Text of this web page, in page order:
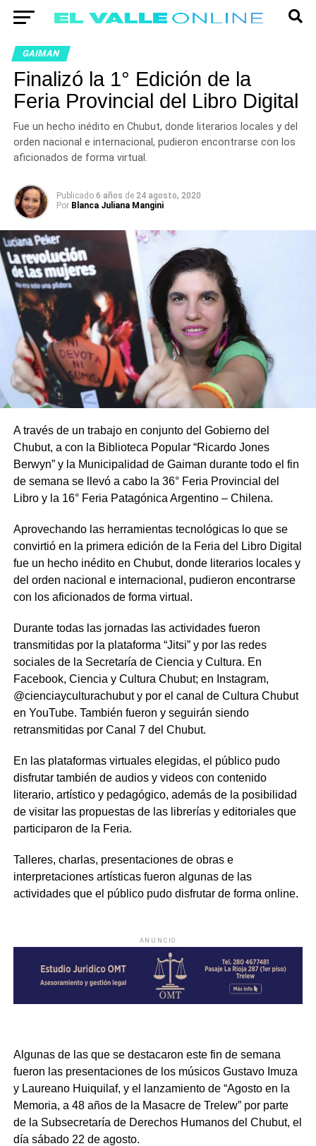
GAIMAN
Finalizó la 1° Edición de la
Feria Provincial del Libro Digital
Fue un hecho inédito en Chubut, donde literarios locales y del
orden nacional e internacional, pudieron encontrarse con los
aficionados de forma virtual.
Publicado 6 años de 24 agosto, 2020
Por Blanca Juliana Mangini
A través de un trabajo en conjunto del Gobierno del
Chubut, a con la Biblioteca Popular “Ricardo Jones
Berwyn” y la Municipalidad de Gaiman durante todo el fin
de semana se llevó a cabo la 36° Feria Provincial del
Libro y la 16° Feria Patagónica Argentino – Chilena.
Aprovechando las herramientas tecnológicas lo que se
convirtió en la primera edición de la Feria del Libro Digital
fue un hecho inédito en Chubut, donde literarios locales y
del orden nacional e internacional, pudieron encontrarse
con los aficionados de forma virtual.
Durante todas las jornadas las actividades fueron
transmitidas por la plataforma “Jitsi” y por las redes
sociales de la Secretaría de Ciencia y Cultura. En
Facebook, Ciencia y Cultura Chubut; en Instagram,
@cienciayculturachubut y por el canal de Cultura Chubut
en YouTube. También fueron y seguirán siendo
retransmitidas por Canal 7 del Chubut.
En las plataformas virtuales elegidas, el público pudo
disfrutar también de audios y videos con contenido
literario, artístico y pedagógico, además de la posibilidad
de visitar las propuestas de las librerías y editoriales que
participaron de la Feria.
Talleres, charlas, presentaciones de obras e
interpretaciones artísticas fueron algunas de las
actividades que el público pudo disfrutar de forma online.
ANUNCIO
Algunas de las que se destacaron este fin de semana
fueron las presentaciones de los músicos Gustavo Imuza
y Laureano Huiquilaf, y el lanzamiento de “Agosto en la
Memoria, a 48 años de la Masacre de Trelew” por parte
de la Subsecretaría de Derechos Humanos del Chubut, el
día sábado 22 de agosto.